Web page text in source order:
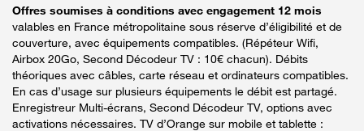
Offres soumises à conditions avec engagement 12 mois
valables en France métropolitaine sous réserve d’éligibilité et de
couverture, avec équipements compatibles. (Répéteur Wifi,
Airbox 20Go, Second Décodeur TV : 10€ chacun). Débits
théoriques avec câbles, carte réseau et ordinateurs compatibles.
En cas d’usage sur plusieurs équipements le débit est partagé.
Enregistreur Multi-écrans, Second Décodeur TV, options avec
activations nécessaires. TV d’Orange sur mobile et tablette :